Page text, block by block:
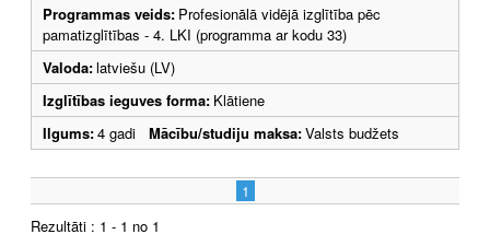
Programmas veids: Profesionālā vidējā izglītība pēc
pamatizglītības - 4. LKI (programma ar kodu 33)
Valoda:latviešu (LV)
Izglītības ieguves forma: Klātiene
Ilgums:4 gadi Mācību/studiju maksa:Valsts budžets
1
Rezultāti : 1 - 1 no 1